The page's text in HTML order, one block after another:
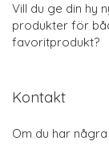
Vill du ge din hy
produkter för
favoritprodukt?
Kontakt
Om du har